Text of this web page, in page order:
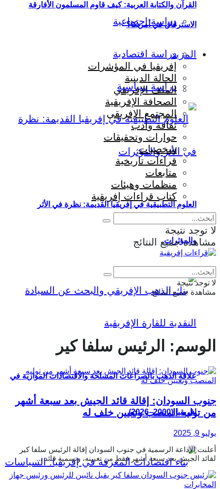
دراسة اجتماعية
دراسة اقتصادية
دراسة سياسية
العلوم التطبيقية في إفريقيا القديمة: نظرة في الأثر
والمؤثرات
علاقة الذهب بالصراعات المسلحة والاقتصادات الموازية في
إفريقيا (2000–2026)
القرآن والكتابة العربية: كيف قاوم المسلمون الأفارقة
الاسترقاق في أمريكا؟
المزيد
إفريقيا في المؤشرات
الحالة الدينية
الملف الإفريقي
الصحافة الإفريقية
المجتمع الإفريقي
ثقافة وأدب
حوارات وتحقيقات
شخصيات
قراءات تاريخية
متابعات
منظمات وهيئات
كتاب قراءات إفريقية
لا توجد نتيجة
مشاهدة جميع النتائج
لا توجد نتيجة
مشاهدة جميع النتائج
الوسم: الرئيس سلفا كير
جنوب السودان: إقالة قائد الجيش بعد سبعة أشهر
من توليه المنصب وتعيين خلف له
يوليو 9, 2025
أعلنت الإذاعة الرسمية في جنوب السودان إقالة الرئيس سلفا كير
لقائد الجيش بعد سبعة أشهر فقط من تعيينه، وتسمية قائد ...